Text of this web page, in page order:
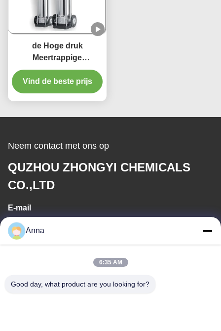
de Hoge druk
Meertrappige
Centrifugaalpompen
1.5Kw 380V 415V 220V
van 2m3/H CDL
Vind de beste prijs
Neem contact met ons op
QUZHOU ZHONGYI CHEMICALS
CO.,LTD
E-mail
wfmbeide@163.com
Ons adres
Anna
6:35 AM
Good day, what product are you looking for?